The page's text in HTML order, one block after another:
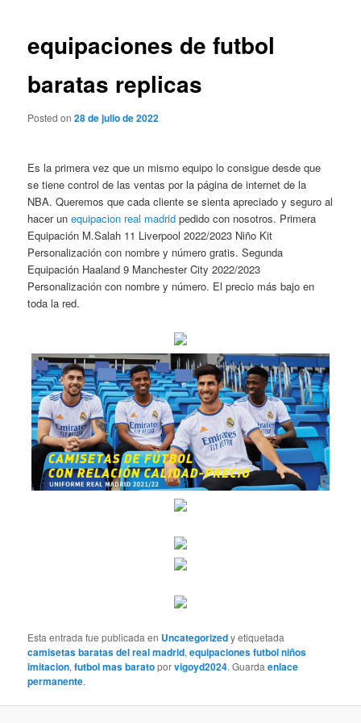
equipaciones de futbol
baratas replicas
Posted on28 de julio de 2022
Es la primera vez que un mismo equipo lo consigue desde que
se tiene control de las ventas por la página de internet de la
NBA. Queremos que cada cliente se sienta apreciado y seguro al
hacer unequipacion real madrid pedido con nosotros. Primera
Equipación M.Salah 11 Liverpool 2022/2023 Niño Kit
Personalización con nombre y número gratis. Segunda
Equipación Haaland 9 Manchester City 2022/2023
Personalización con nombre y número. El precio más bajo en
toda la red.
Esta entrada fue publicada en Uncategorizedy etiquetada
camisetas baratas del real madrid,equipaciones futbol niños
imitacion,futbol mas baratoporvigoyd2024. Guardaenlace
permanente.